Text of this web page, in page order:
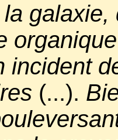
incident
(...).